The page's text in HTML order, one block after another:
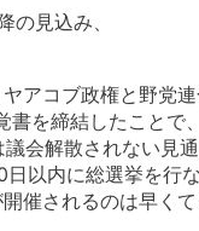
の見込み、
アコブ政権と野党
書を締結したことで
会解散されない見通
以内に総選挙を行
催されるのは早く